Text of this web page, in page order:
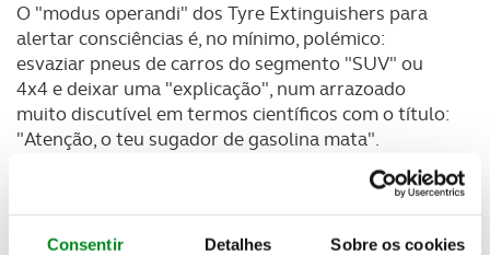
Consentir Detalhes Sobre os cookies
O "modus operandi" dos Tyre Extinguishers para
alertar consciências é, no mínimo, polémico:
esvaziar pneus de carros do segmento "SUV" ou
4x4 e deixar uma "explicação", num arrazoado
muito discutível em termos científicos com o título:
"Atenção, o teu sugador de gasolina mata".
De acordo com o site oficial do movimento, os
membros deste grupo são "pessoas de todas as
esferas da vida com um objetivo: tornar impossível